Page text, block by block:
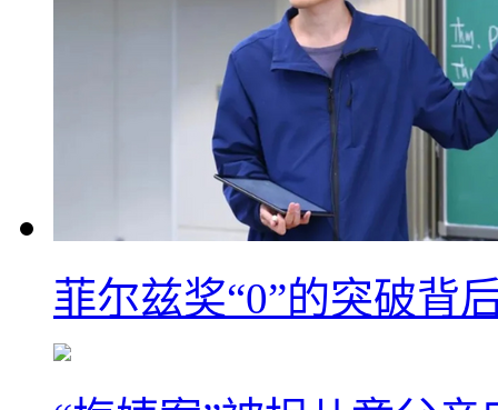
菲尔兹奖“0”的突破背